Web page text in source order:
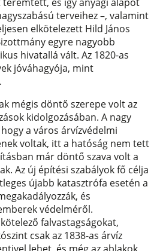
terveihez –, valamint
elkötelezett Hild János
egyre nagyobb
hivatallá vált. Az 1820-as
jóváhagyója, mint
mégis döntő szerepe volt az
kidolgozásában. A nagy
a város árvízvédelmi
voltak, itt a hatóság nem tett
már döntő szava volt a
Az új építési szabályok fő célja
újabb katasztrófa esetén a
és
védelméről.
falvastagságokat,
csak az 1838-as árvíz